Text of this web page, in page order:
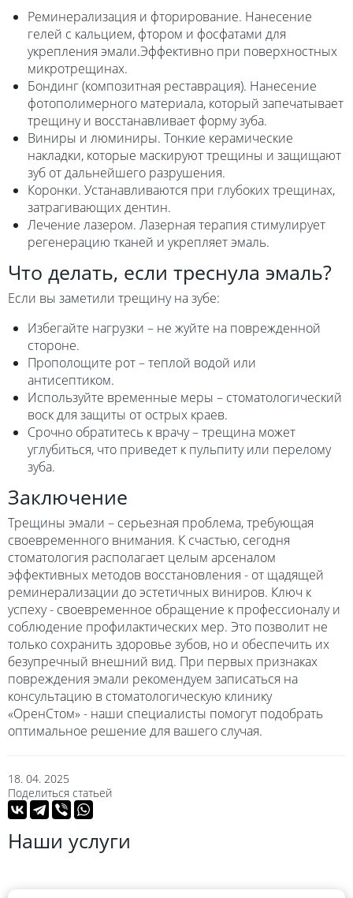
Реминерализация и фторирование. Нанесение
гелей с кальцием, фтором и фосфатами для
укрепления эмали.Эффективно при поверхностных
микротрещинах.
Бондинг (композитная реставрация). Нанесение
фотополимерного материала, который запечатывает
трещину и восстанавливает форму зуба.
Виниры и люминиры. Тонкие керамические
накладки, которые маскируют трещины и защищают
зуб от дальнейшего разрушения.
Коронки. Устанавливаются при глубоких трещинах,
затрагивающих дентин.
Лечение лазером. Лазерная терапия стимулирует
регенерацию тканей и укрепляет эмаль.
Что делать, если треснула эмаль?
Если вы заметили трещину на зубе:
Избегайте нагрузки – не жуйте на поврежденной
стороне.
Прополощите рот – теплой водой или
антисептиком.
Используйте временные меры – стоматологический
воск для защиты от острых краев.
Срочно обратитесь к врачу – трещина может
углубиться, что приведет к пульпиту или перелому
зуба.
Заключение
Трещины эмали – серьезная проблема, требующая
своевременного внимания. К счастью, сегодня
стоматология располагает целым арсеналом
эффективных методов восстановления - от щадящей
реминерализации до эстетичных виниров. Ключ к
успеху - своевременное обращение к профессионалу и
соблюдение профилактических мер. Это позволит не
только сохранить здоровье зубов, но и обеспечить их
безупречный внешний вид. При первых признаках
повреждения эмали рекомендуем записаться на
консультацию в стоматологическую клинику
«ОренCтом» - наши специалисты помогут подобрать
оптимальное решение для вашего случая.
18. 04. 2025
Поделиться статьей
Наши услуги